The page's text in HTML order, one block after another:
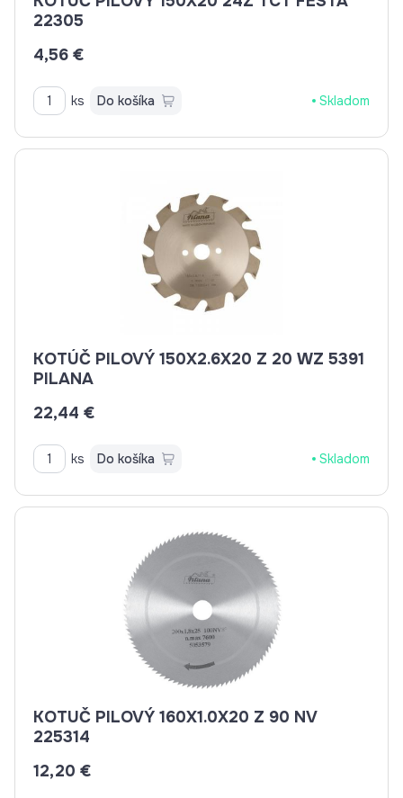
22305
4,56 €
ks Do košíka Skladom
KOTÚČ PILOVÝ 150X2.6X20 Z 20 WZ 5391
PILANA
22,44 €
ks Do košíka Skladom
KOTUČ PILOVÝ 160X1.0X20 Z 90 NV
225314
12,20 €